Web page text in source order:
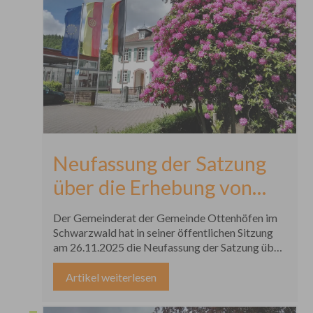
Neufassung der Satzung
über die Erhebung von
Benutzungsgebühren für
das Naturerlebnisbad –
Der Gemeinderat der Gemeinde Ottenhöfen im
Schwarzwald hat in seiner öffentlichen Sitzung
am 26.11.2025 die Neufassung der Satzung über
die Erhebung von Benutzungsgebühren für das
Naturerlebnisbad –
Schwimmbadgebührensatzung beschlossen. Sie
tritt mit Veröffentlichung auf der Homepage der
Artikel weiterlesen